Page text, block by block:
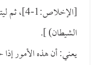
الشيطان) ].
يعني: أن هذه الأمور